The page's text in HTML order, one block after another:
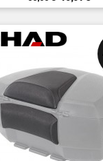
de
base